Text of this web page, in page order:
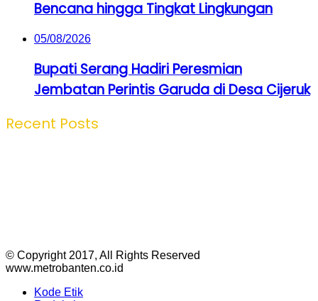
Bencana hingga Tingkat Lingkungan
05/08/2026
Bupati Serang Hadiri Peresmian
Jembatan Perintis Garuda di Desa Cijeruk
Recent Posts
© Copyright 2017, All Rights Reserved
www.metrobanten.co.id
Kode Etik